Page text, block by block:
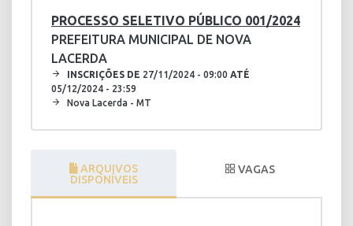
PROCESSO SELETIVO PÚBLICO 001/2024
PREFEITURA MUNICIPAL DE NOVA
LACERDA
INSCRIÇÕES DE 27/11/2024 - 09:00 ATÉ
05/12/2024 - 23:59
Nova Lacerda - MT
ARQUIVOS
DISPONÍVEIS
VAGAS